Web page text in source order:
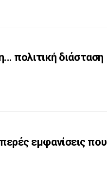
πολιτική διάσταση
εμφανίσεις που